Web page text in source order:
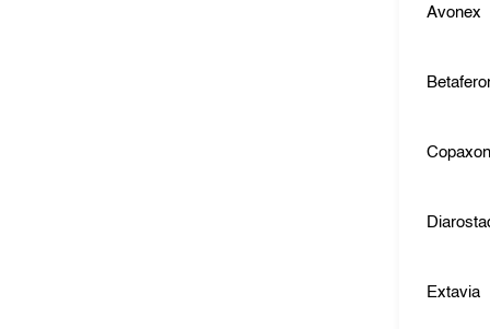
Avonex
Extavia